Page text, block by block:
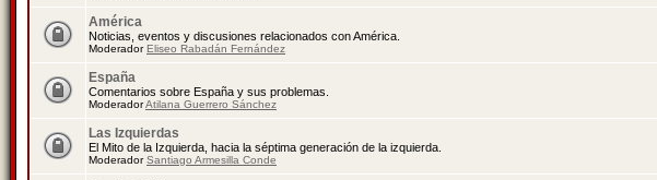
América
Noticias, eventos y discusiones relacionados con América.
ModeradorEliseo Rabadán Fernández
España
Comentarios sobre España y sus problemas.
ModeradorAtilana Guerrero Sánchez
Las Izquierdas
El Mito de la Izquierda, hacia la séptima generación de la izquierda.
ModeradorSantiago Armesilla Conde